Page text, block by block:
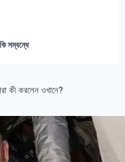
সম্বন্ধে
কী করলেন ওখানে?